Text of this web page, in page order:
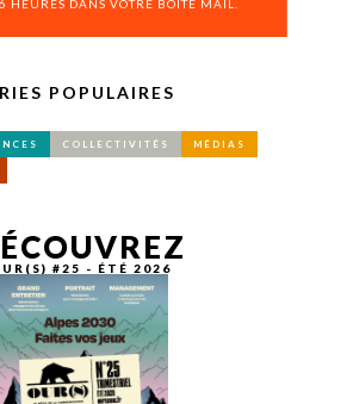
HEURES DANS VOTRE BOÎTE MAIL.
POPULAIRES
COLLECTIVITÉS MÉDIAS
#25 - ÉTÉ 2026